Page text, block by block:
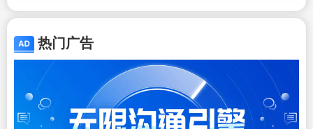
能呆多久?,日本移民,日本投资移民,日
热门广告